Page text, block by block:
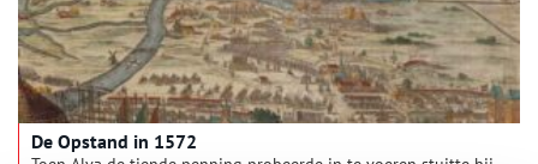
De Opstand in 1572